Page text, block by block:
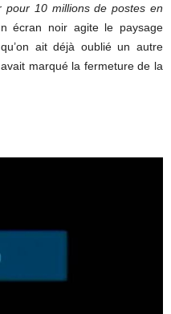
pour 10 millions de postes en
écran noir agite le paysage
ait déjà oublié un autre
marqué la fermeture de la